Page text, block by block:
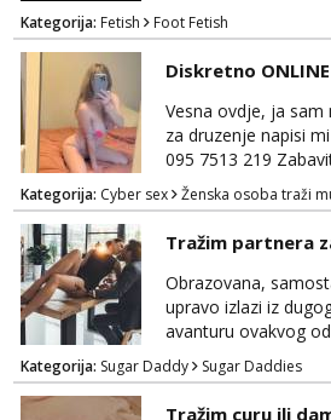
Kategorija: Fetish Foot Fetish
Diskretno
Vesna ovdje, ja sam
za druzenje napisi
095 7513 219
videopozivu a
NE UZIVO!
Kategorija: Cyber sex Ženska osoba traži
Tražim partnera
Obrazovana,
upravo izlazi iz
avanturu ovakvog
poklona, pažnje i
poslovna saradnja
poklapaju. Mnogo
Kategorija: Sugar Daddy Sugar Daddies
Tražim curu ili